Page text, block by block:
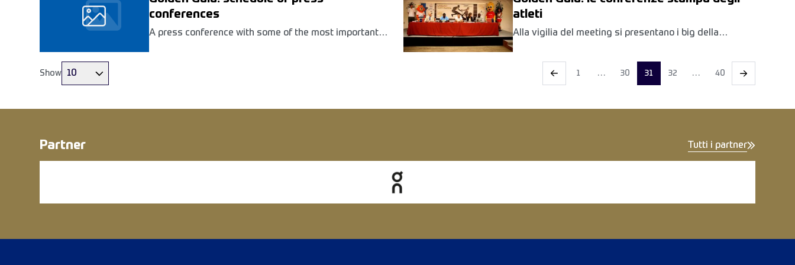
conferences
A press conference with some of the most important
atleti
Alla vigilia del meeting si presentano i big della
Show 10 1 … 30 31 32 … 40
Partner Tutti i partner